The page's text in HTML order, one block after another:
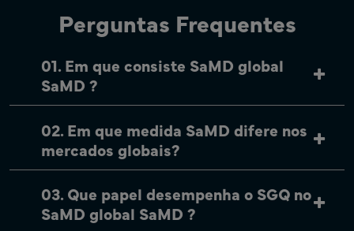
Perguntas Frequentes
01. Em que consiste SaMD global
SaMD ?
02. Em que medida SaMD difere nos
mercados globais?
03. Que papel desempenha o SGQ no
SaMD global SaMD ?